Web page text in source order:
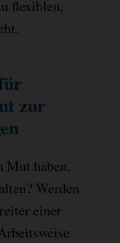
flexiblen,
zur
Mut haben,
Werden
einer